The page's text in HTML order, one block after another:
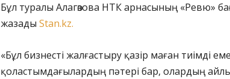
Бұл туралы Алагөзова НТК арнасының «Ревю»
жазады Stan.kz.
«Бұл бизнесті жалғастыру қазір маған тиімді
қоластымдағылардың пәтері бар, олардың